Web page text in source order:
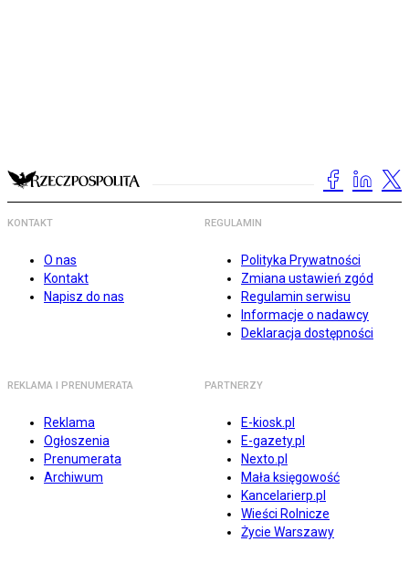
KONTAKT
O nas
Kontakt
Napisz do nas
REGULAMIN
Polityka Prywatności
Zmiana ustawień zgód
Regulamin serwisu
Informacje o nadawcy
Deklaracja dostępności
REKLAMA I PRENUMERATA
Reklama
Ogłoszenia
Prenumerata
Archiwum
PARTNERZY
E-kiosk.pl
E-gazety.pl
Nexto.pl
Mała księgowość
Kancelarierp.pl
Wieści Rolnicze
Życie Warszawy